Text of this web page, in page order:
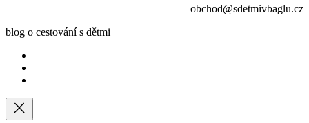
obchod@sdetmivbaglu.cz
blog o cestování s dětmi